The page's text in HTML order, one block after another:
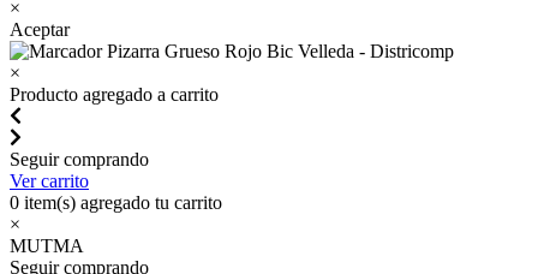
×
Aceptar
×
Producto agregado a carrito
Seguir comprando
Ver carrito
0 item(s) agregado tu carrito
×
MUTMA
Seguir comprando